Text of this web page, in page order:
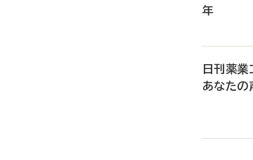
年
日刊薬
あなたの